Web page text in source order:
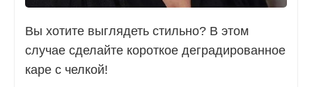
Вы хотите выглядеть стильно? В этом
случае сделайте короткое деградированное
каре с челкой!